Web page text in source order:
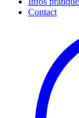
Contact